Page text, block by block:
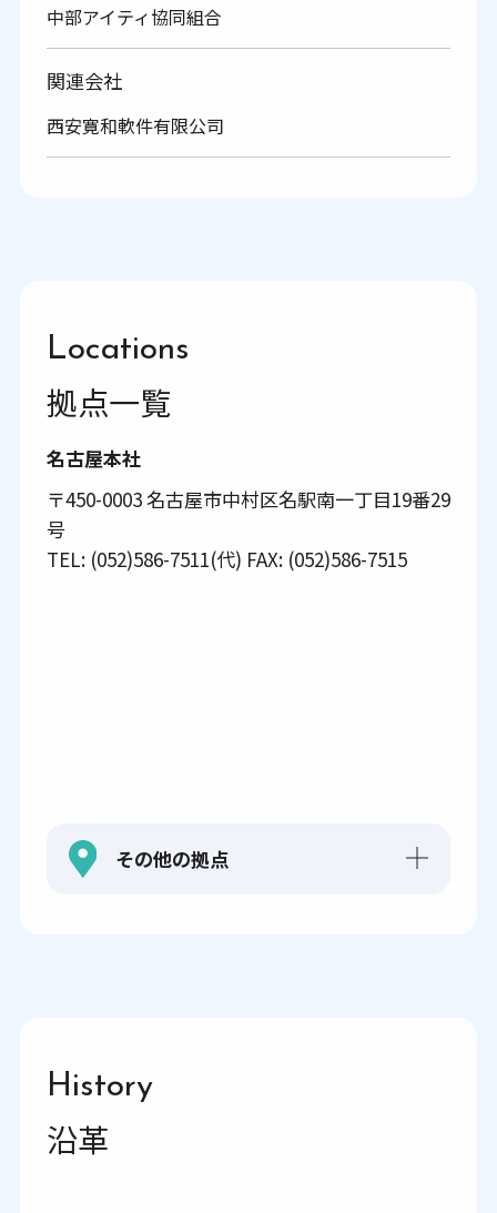
中部アイティ協同組合
関連会社
西安寛和軟件有限公司
Locations
拠点一覧
名古屋本社
〒450-0003 名古屋市中村区名駅南一丁目19番29
号
TEL: (052)586-7511(代) FAX: (052)586-7515
その他の拠点
History
沿革